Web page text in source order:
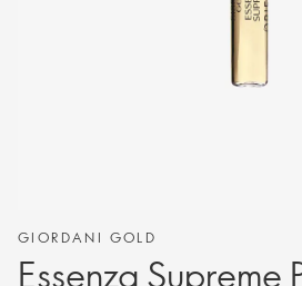
GIORDANI GOLD
Essenza Supreme